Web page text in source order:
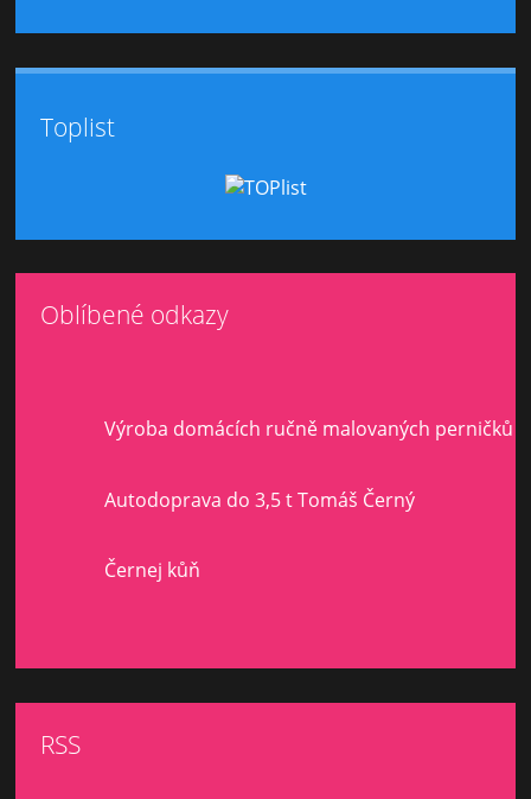
Toplist
Oblíbené odkazy
Výroba domácích ručně malovaných perničků
Autodoprava do 3,5 t Tomáš Černý
Černej kůň
RSS